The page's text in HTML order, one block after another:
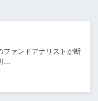
ファンドアナリストが断
…